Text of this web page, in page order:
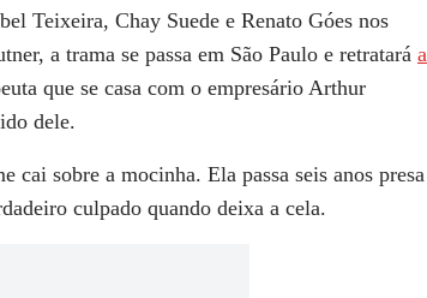
Teixeira, Chay Suede e Renato Góes nos
a trama se passa em São Paulo e retratará a
que se casa com o empresário Arthur
dele.
cai sobre a mocinha. Ela passa seis anos presa
culpado quando deixa a cela.